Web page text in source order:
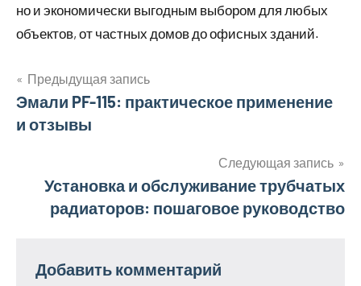
но и экономически выгодным выбором для любых
объектов, от частных домов до офисных зданий.
Навигация
по
Предыдущая запись
Эмали PF-115: практическое применение
и отзывы
Следующая запись
Установка и обслуживание трубчатых
радиаторов: пошаговое руководство
Добавить комментарий